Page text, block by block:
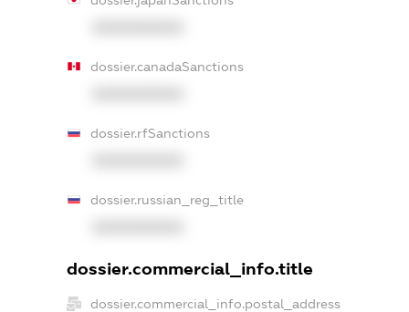
dossier.canadaSanctions
dossier.rfSanctions
dossier.russian_reg_title
dossier.commercial_info.title
dossier.commercial_info.postal_address